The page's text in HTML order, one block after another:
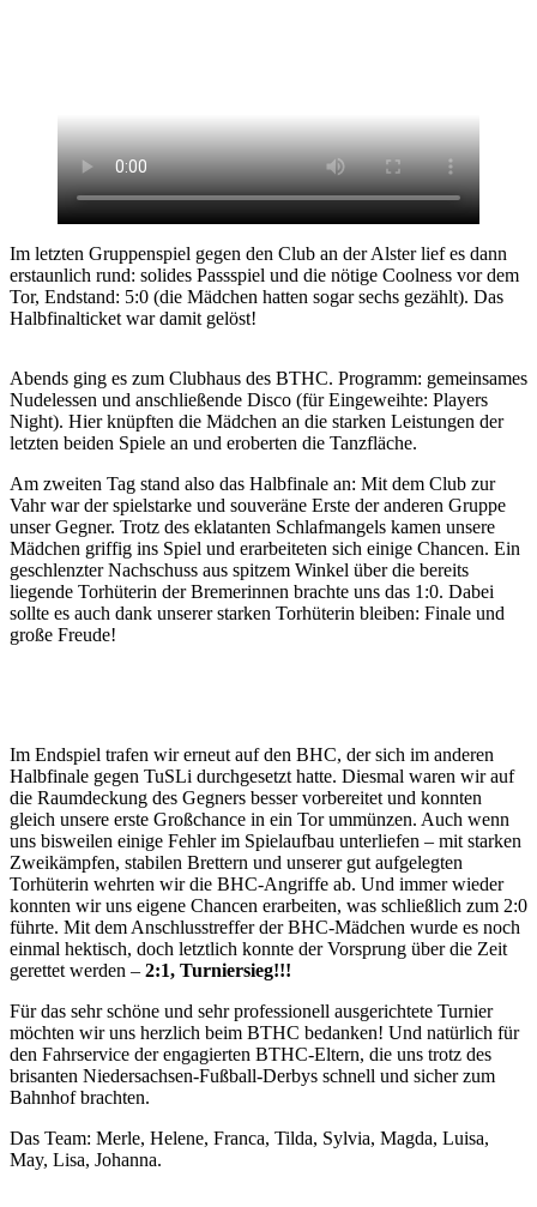
Im letzten Gruppenspiel gegen den Club an der Alster lief es dann
erstaunlich rund: solides Passspiel und die nötige Coolness vor dem
Tor, Endstand: 5:0 (die Mädchen hatten sogar sechs gezählt). Das
Halbfinalticket war damit gelöst!
Abends ging es zum Clubhaus des BTHC. Programm: gemeinsames
Nudelessen und anschließende Disco (für Eingeweihte: Players
Night). Hier knüpften die Mädchen an die starken Leistungen der
letzten beiden Spiele an und eroberten die Tanzfläche.
Am zweiten Tag stand also das Halbfinale an: Mit dem Club zur
Vahr war der spielstarke und souveräne Erste der anderen Gruppe
unser Gegner. Trotz des eklatanten Schlafmangels kamen unsere
Mädchen griffig ins Spiel und erarbeiteten sich einige Chancen. Ein
geschlenzter Nachschuss aus spitzem Winkel über die bereits
liegende Torhüterin der Bremerinnen brachte uns das 1:0. Dabei
sollte es auch dank unserer starken Torhüterin bleiben: Finale und
große Freude!
Im Endspiel trafen wir erneut auf den BHC, der sich im anderen
Halbfinale gegen TuSLi durchgesetzt hatte. Diesmal waren wir auf
die Raumdeckung des Gegners besser vorbereitet und konnten
gleich unsere erste Großchance in ein Tor ummünzen. Auch wenn
uns bisweilen einige Fehler im Spielaufbau unterliefen – mit starken
Zweikämpfen, stabilen Brettern und unserer gut aufgelegten
Torhüterin wehrten wir die BHC-Angriffe ab. Und immer wieder
konnten wir uns eigene Chancen erarbeiten, was schließlich zum 2:0
führte. Mit dem Anschlusstreffer der BHC-Mädchen wurde es noch
einmal hektisch, doch letztlich konnte der Vorsprung über die Zeit
gerettet werden – 2:1, Turniersieg!!!
Für das sehr schöne und sehr professionell ausgerichtete Turnier
möchten wir uns herzlich beim BTHC bedanken! Und natürlich für
den Fahrservice der engagierten BTHC-Eltern, die uns trotz des
brisanten Niedersachsen-Fußball-Derbys schnell und sicher zum
Bahnhof brachten.
Das Team: Merle, Helene, Franca, Tilda, Sylvia, Magda, Luisa,
May, Lisa, Johanna.